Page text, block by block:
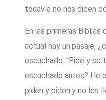
todavía no nos dicen
En las primeras Biblias
actual hay un pasaje,
escuchado: “Pide y se
escuchado antes? He
piden y piden y no les